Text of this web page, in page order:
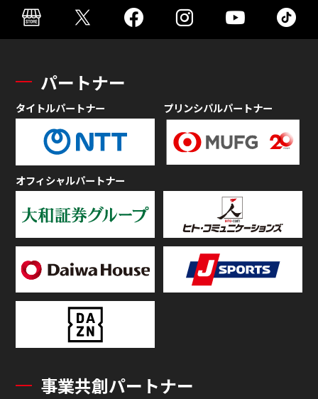
パートナー
タイトルパートナー プリンシパルパートナー
オフィシャルパートナー
事業共創パートナー